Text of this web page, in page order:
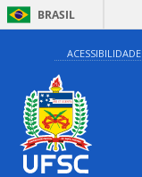
BRASIL
ACESSIBILIDADE